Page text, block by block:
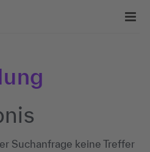
Suchanfrage keine Treffer